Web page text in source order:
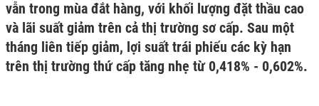
vẫn trong mùa đắt hàng, với khối lượng đặt thầu cao
và lãi suất giảm trên cả thị trường sơ cấp. Sau một
tháng liên tiếp giảm, lợi suất trái phiếu các kỳ hạn
trên thị trường thứ cấp tăng nhẹ từ 0,418% - 0,602%.